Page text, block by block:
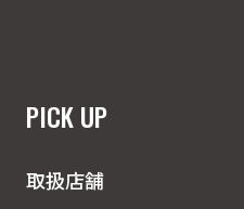
PICK UP
取扱店舗